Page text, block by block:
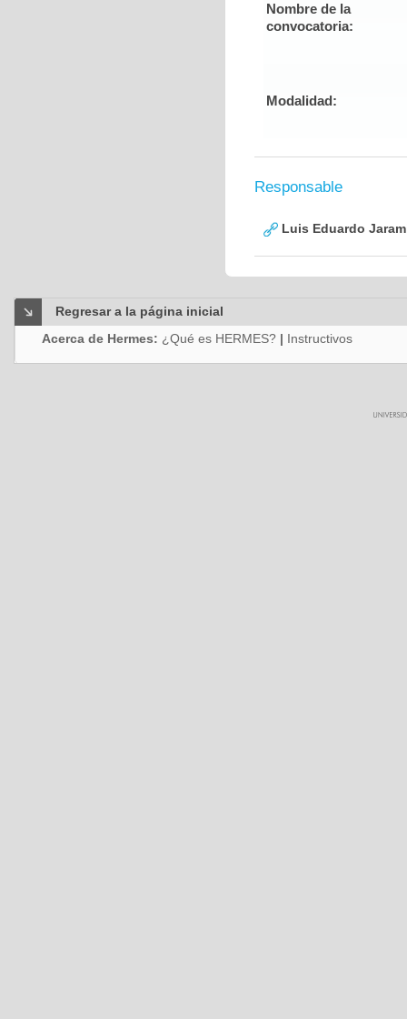
Nombre de la
convocatoria:
Modalidad:
Responsable
Luis Eduardo
Regresar a la página inicial
Acerca de Hermes: ¿Qué es HERMES? | Instructivos